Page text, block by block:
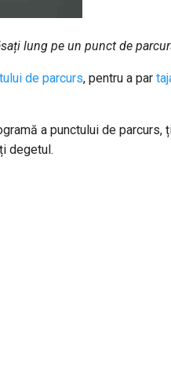
lung pe un punct de
de parcurs, pentru a par
a punctului de parcurs,
degetul.